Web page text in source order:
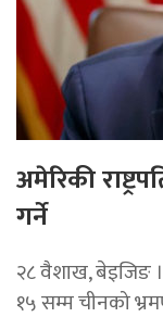
अमेरिकी
गर्ने
२८ वैशाख, बेइजिङ ।
१५ सम्म चीनको